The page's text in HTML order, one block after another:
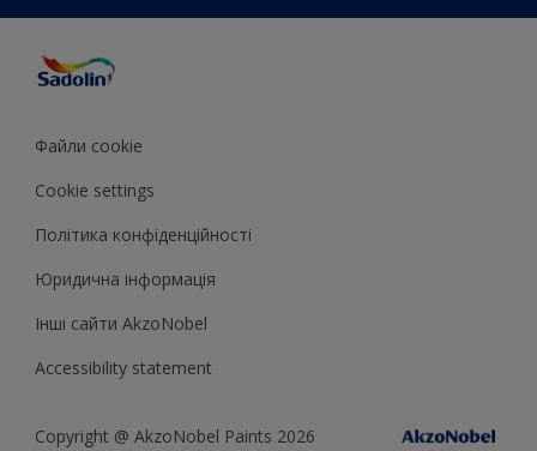
Натхнення
Поради декоратора
Файли cookie
Cookie settings
Полiтика конфiденцiйностi
Юридична iнформацiя
Iншi сайти AkzoNobel
Accessibility statement
Copyright @ AkzoNobel Paints 2026